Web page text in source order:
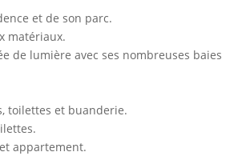
et de son parc.
matériaux.
de lumière avec ses nombreuses baies
toilettes et buanderie.
appartement.